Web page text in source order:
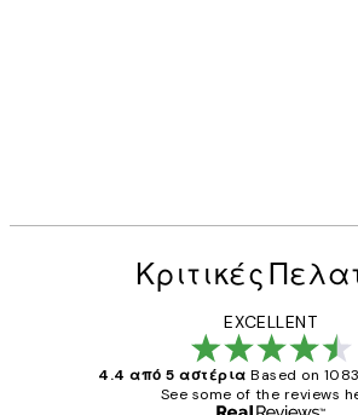
Κριτικές
EXCELLENT
4.4 από 5 αστέρια Based on
See some of the reviews